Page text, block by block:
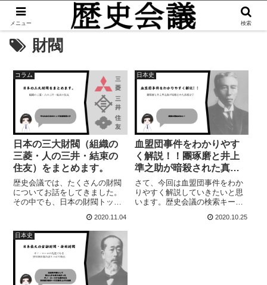
財閥
コラム
日本の三大財閥（組織の
三菱・人の三井・結束の
住友）をまとめます。
歴史会議では、たくさんの財閥
についてお話をしてきました。
その中でも、日本の財閥トップ
閥・住友財閥の差異などについ
てのまとめをしていきたいと思
います。今回の記事では、三大
財閥についてまとめていきたい
と思います。三菱...
2020.11.04
日本史
血盟団事件をわかりやす
く解説！！團琢磨と井上
準之助が暗殺された真相
は？
さて、今回は血盟団事件をわか
りやすく解説していきたいと思
います。歴史会議の検索キーワ
ードです。なぜ、井上準之助が
2020.10.25
日本史
メニュー 検索